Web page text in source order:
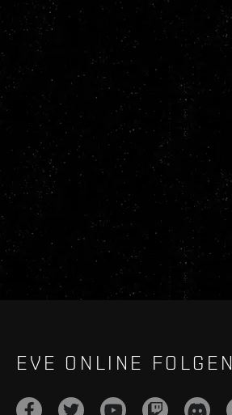
EVE ONLINE FOLGEN